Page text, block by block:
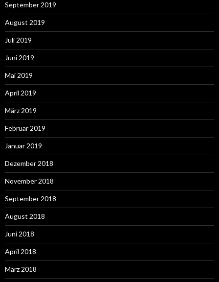
September 2019
August 2019
Juli 2019
Juni 2019
Mai 2019
April 2019
März 2019
Februar 2019
Januar 2019
Dezember 2018
November 2018
September 2018
August 2018
Juni 2018
April 2018
März 2018